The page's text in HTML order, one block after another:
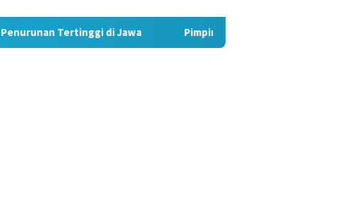
di Jawa Pimpin Strategi Komunikasi JNE, Kurnia Nugraha